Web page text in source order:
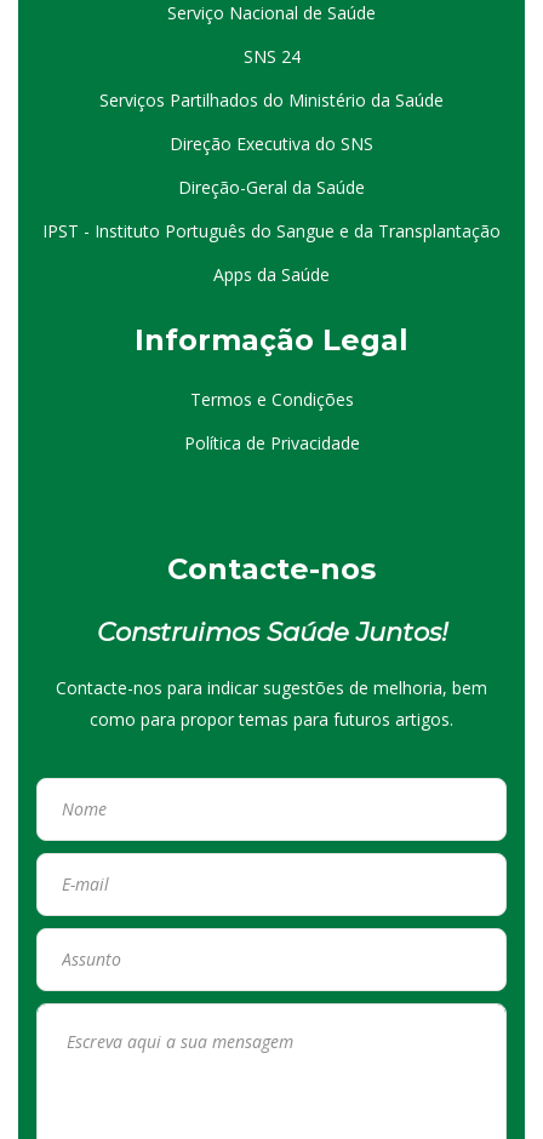
Serviço Nacional de Saúde
SNS 24
Serviços Partilhados do Ministério da Saúde
Direção Executiva do SNS
Direção-Geral da Saúde
IPST - Instituto Português do Sangue e da Transplantação
Apps da Saúde
Informação Legal
Termos e Condições
Política de Privacidade
Contacte-nos
Construimos Saúde Juntos!
Contacte-nos para indicar sugestões de melhoria, bem
como para propor temas para futuros artigos.